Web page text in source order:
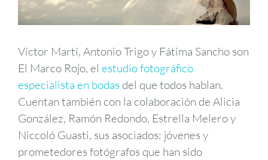
Víctor Martí, Antonio Trigo y Fátima Sancho son
El Marco Rojo, el estudio fotográfico
especialista en bodas del que todos hablan.
Cuentan también con la colaboración de Alicia
González, Ramón Redondo, Estrella Melero y
Niccoló Guasti, sus asociados: jóvenes y
prometedores fotógrafos que han sido